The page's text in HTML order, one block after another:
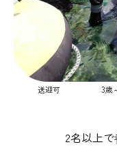
送迎可 ​3歳
2名以上